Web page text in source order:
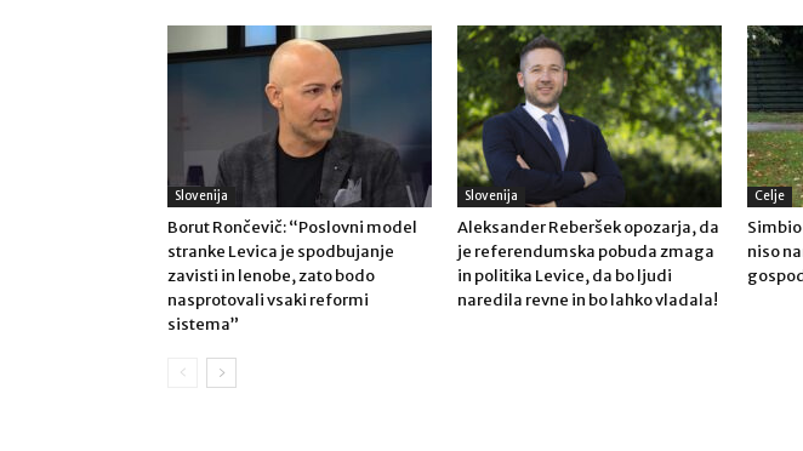
Slovenija
Borut Rončevič: “Poslovni model
stranke Levica je spodbujanje
zavisti in lenobe, zato bodo
nasprotovali vsaki reformi
sistema”
Slovenija
Aleksander Reberšek opozarja, da
je referendumska pobuda zmaga
in politika Levice, da bo ljudi
naredila revne in bo lahko vladala!
Celje
niso